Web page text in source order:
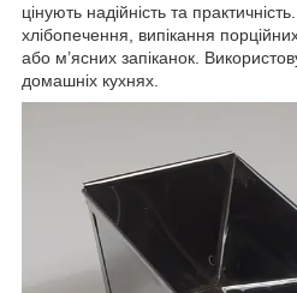
цінують надійність та
хлібопечення, випікання порційних
або м’ясних запіканок.
домашніх кухнях.